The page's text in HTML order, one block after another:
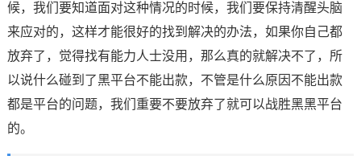
候，我们要知道面对这种情况的时候，我们要保持清醒头脑
来应对的，这样才能很好的找到解决的办法，如果你自己都
放弃了，觉得找有能力人士没用，那么真的就解决不了，所
以说什么碰到了黑平台不能出款，不管是什么原因不能出款
都是平台的问题，我们重要不要放弃了就可以战胜黑黑平台
的。